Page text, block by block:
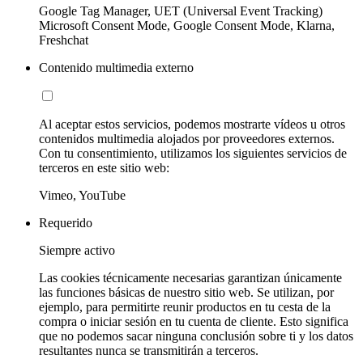
Google Tag Manager, UET (Universal Event Tracking)
Microsoft Consent Mode, Google Consent Mode, Klarna,
Freshchat
Contenido multimedia externo
Al aceptar estos servicios, podemos mostrarte vídeos u otros
contenidos multimedia alojados por proveedores externos.
Con tu consentimiento, utilizamos los siguientes servicios de
terceros en este sitio web:
Vimeo, YouTube
Requerido
Siempre activo
Las cookies técnicamente necesarias garantizan únicamente
las funciones básicas de nuestro sitio web. Se utilizan, por
ejemplo, para permitirte reunir productos en tu cesta de la
compra o iniciar sesión en tu cuenta de cliente. Esto significa
que no podemos sacar ninguna conclusión sobre ti y los datos
resultantes nunca se transmitirán a terceros.